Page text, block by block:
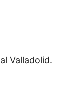
Valladolid.